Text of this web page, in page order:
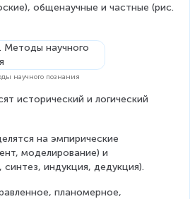
общенаучные и частные (рис.
научного познания
исторический и логический
на эмпирические
моделирование) и
синтез, индукция, дедукция).
планомерное,